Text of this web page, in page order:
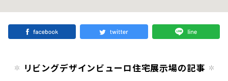
リビングデザインビューロ住宅展示場の記事